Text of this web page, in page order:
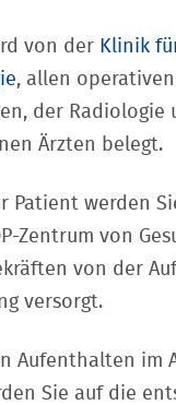
von der Klinik
, allen operativen
der Radiologie
Ärzten belegt.
Patient werden
Zentrum von
von der
versorgt.
Aufenthalten im
Sie auf die